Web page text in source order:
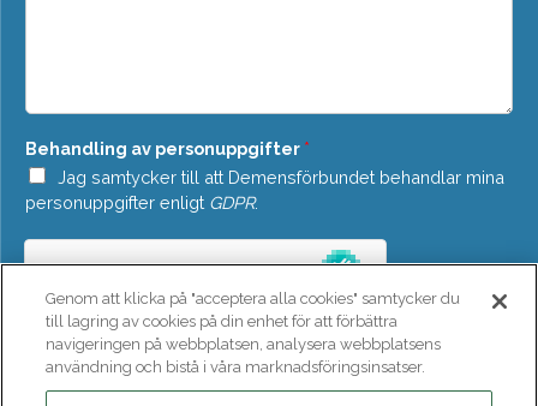
a
d
e
*
Behandling av personuppgifter *
Jag samtycker till att Demensförbundet behandlar mina
personuppgifter enligt GDPR.
SKICKA
Genom att klicka på "acceptera alla cookies" samtycker du
till lagring av cookies på din enhet för att förbättra
navigeringen på webbplatsen, analysera webbplatsens
användning och bistå i våra marknadsföringsinsatser.